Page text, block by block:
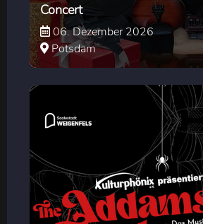
Concert
06. Dezember 2026
Potsdam